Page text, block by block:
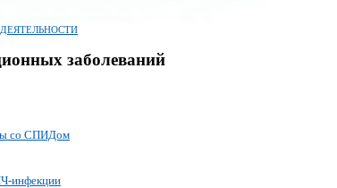
заболеваний
со СПИДом
инфекции